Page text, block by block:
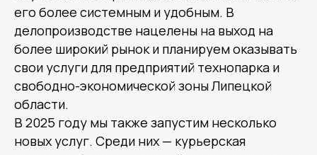
его более системным и удобным. В
делопроизводстве нацелены на выход на
более широкий рынок и планируем оказывать
свои услуги для предприятий технопарка и
свободно-экономической зоны Липецкой
области.
В 2025 году мы также запустим несколько
новых услуг. Среди них — курьерская